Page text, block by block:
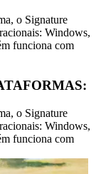
o Signature
Windows,
funciona com
o Signature
Windows,
funciona com